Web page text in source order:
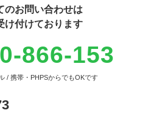
のお問い合わせは
け付けております
866-153
/ 携帯・PHPSからでもOKです